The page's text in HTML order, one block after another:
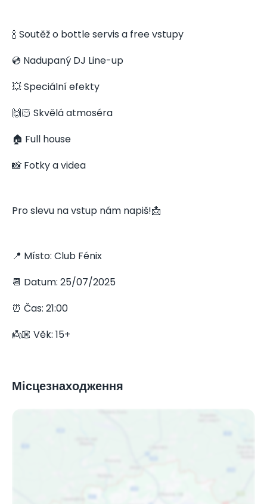
🍾 Soutěž o bottle servis a free vstupy
💿 Nadupaný DJ Line-up
💥 Speciální efekty
🙌🏻 Skvělá atmoséra
🏠 Full house
📸 Fotky a videa
Pro slevu na vstup nám napiš!📩
📍 Místo: Club Fénix
📆 Datum: 25/07/2025
⏰ Čas: 21:00
👼🏼 Věk: 15+
Місцезнаходження